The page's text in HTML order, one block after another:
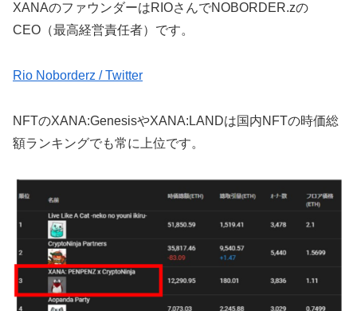
XANAのファウンダーはRIOさんでNOBORDER.zの
CEO（最高経営責任者）です。
Rio Noborderz / Twitter
NFTのXANA:GenesisやXANA:LANDは国内NFTの時価総
額ランキングでも常に上位です。